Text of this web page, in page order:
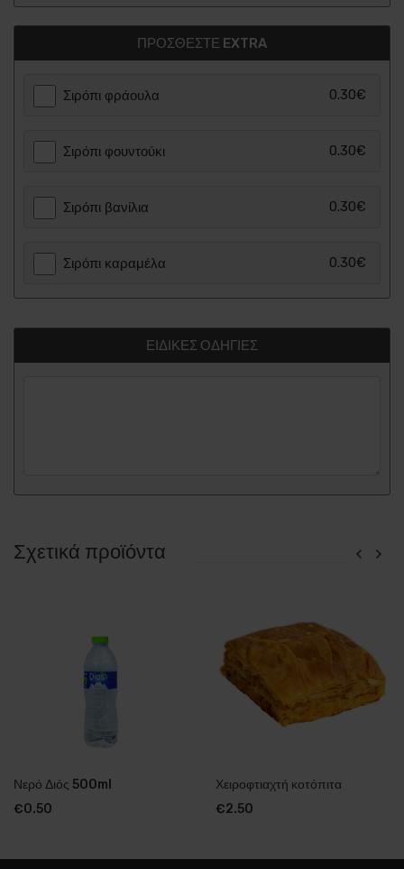
ΠΡΟΣΘΈΣΤΕ EXTRA
Σιρόπι φράουλα 0.30€
Σιρόπι φουντούκι 0.30€
Σιρόπι βανίλια 0.30€
Σιρόπι καραμέλα 0.30€
ΕΙΔΙΚΈΣ ΟΔΗΓΊΕΣ
Σχετικά προϊόντα
Νερό Διός 500ml
€0.50
Χειροφτιαχτή κοτόπιτα
€2.50